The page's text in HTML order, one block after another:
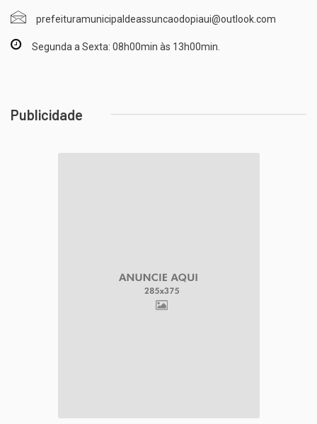
prefeituramunicipaldeassuncaodopiaui@outlook.com
Segunda a Sexta: 08h00min às 13h00min.
Publicidade